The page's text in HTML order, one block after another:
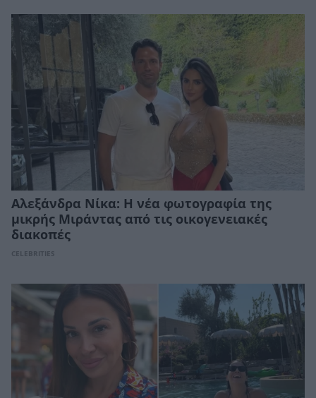
Αλεξάνδρα Νίκα: Η νέα φωτογραφία της
μικρής Μιράντας από τις οικογενειακές
διακοπές
CELEBRITIES